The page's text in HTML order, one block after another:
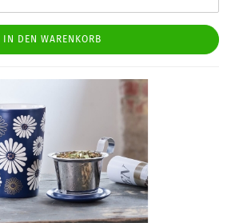
IN DEN WARENKORB